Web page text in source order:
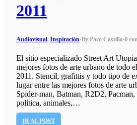
2011
Audiovisual, Inspiración·By Paco Castilla·0
El sitio especializado Street Art
mejores fotos de arte urbano de todo
2011. Stencil, grafittis y todo tipo de
lugar entre las mejores fotos de arte
Spider-man, Batman, R2D2, Pacman,
política, animales,…
IR AL POST